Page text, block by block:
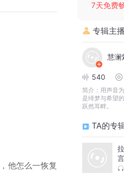
他怎么一恢复
7天免费
专辑主播
慧澜
540
简介： 用声音
是绮梦与希望
跃然耳畔。
TA的专